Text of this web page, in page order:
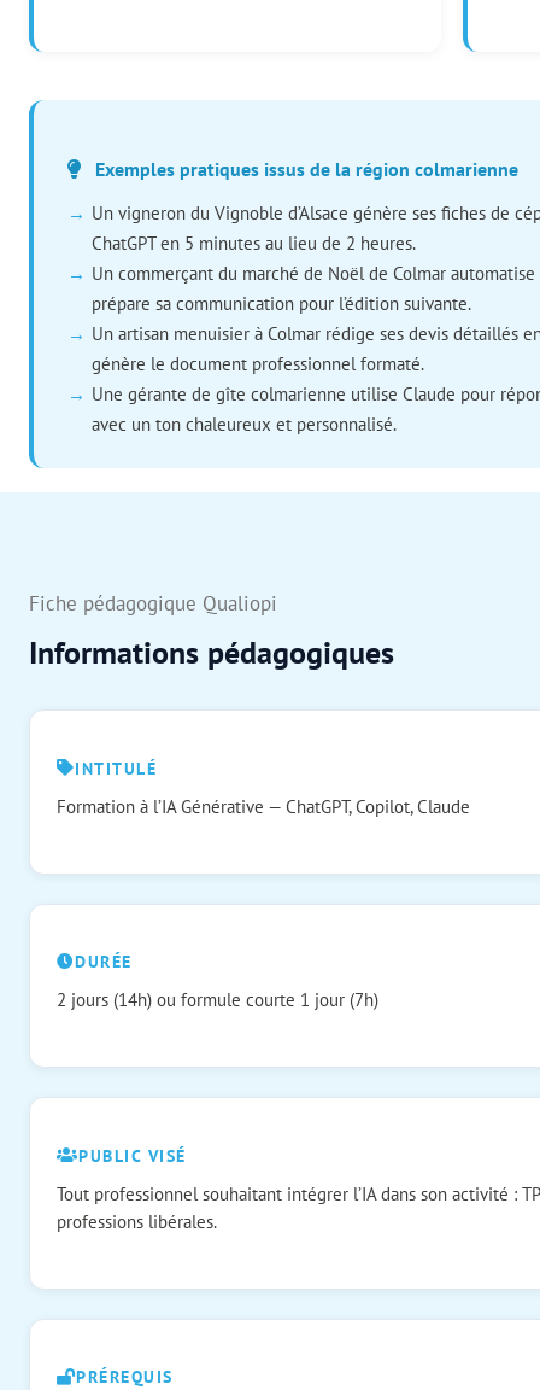
Exemples pratiques issus de la région colmarienne
Un vigneron du Vignoble d’Alsace génère ses fiches de
ChatGPT en 5 minutes au lieu de 2 heures.
Un commerçant du marché de Noël de Colmar
prépare sa communication pour l’édition suivante.
Un artisan menuisier à Colmar rédige ses devis détaillés
génère le document professionnel formaté.
Une gérante de gîte colmarienne utilise Claude pour
avec un ton chaleureux et personnalisé.
Fiche pédagogique Qualiopi
Informations pédagogiques
INTITULÉ
Formation à l’IA Générative — ChatGPT, Copilot, Claude
DURÉE
2 jours (14h) ou formule courte 1 jour (7h)
PUBLIC VISÉ
Tout professionnel souhaitant intégrer l’IA dans son activité :
professions libérales.
PRÉREQUIS